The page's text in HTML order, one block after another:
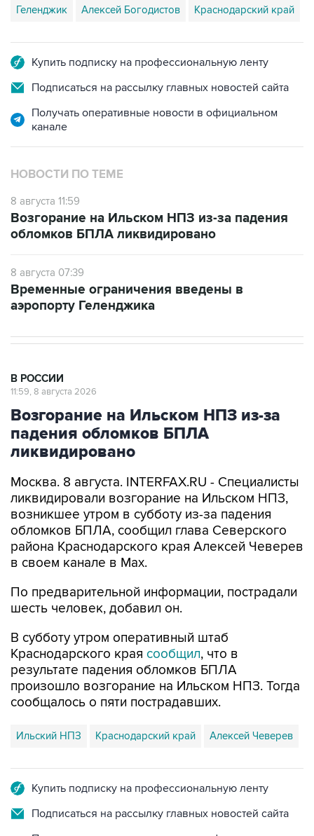
Геленджик Алексей Богодистов Краснодарский край
Купить подписку на профессиональную ленту
Подписаться на рассылку главных новостей сайта
Получать оперативные новости в официальном
канале
НОВОСТИ ПО ТЕМЕ
8 августа 11:59
Возгорание на Ильском НПЗ из-за падения
обломков БПЛА ликвидировано
8 августа 07:39
Временные ограничения введены в
аэропорту Геленджика
В РОССИИ
11:59, 8 августа 2026
Возгорание на Ильском НПЗ из-за
падения обломков БПЛА
ликвидировано
Москва. 8 августа. INTERFAX.RU - Специалисты
ликвидировали возгорание на Ильском НПЗ,
возникшее утром в субботу из-за падения
обломков БПЛА, сообщил глава Северского
района Краснодарского края Алексей Чеверев
в своем канале в Max.
По предварительной информации, пострадали
шесть человек, добавил он.
В субботу утром оперативный штаб
Краснодарского края сообщил, что в
результате падения обломков БПЛА
произошло возгорание на Ильском НПЗ. Тогда
сообщалось о пяти пострадавших.
Ильский НПЗ Краснодарский край Алексей Чеверев
Купить подписку на профессиональную ленту
Подписаться на рассылку главных новостей сайта